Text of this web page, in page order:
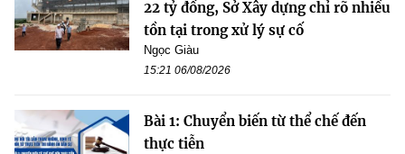
22 tỷ đồng, Sở Xây dựng chỉ rõ nhiều
tồn tại trong xử lý sự cố
Ngọc Giàu
15:21 06/08/2026
Bài 1: Chuyển biến từ thể chế đến
thực tiễn